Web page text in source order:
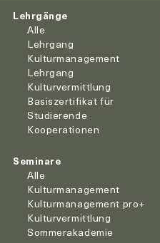
Lehrgänge
Alle
Lehrgang
Kulturmanagement
Lehrgang
Kulturvermittlung
Basiszertifikat für
Studierende
Kooperationen
Seminare
Alle
Kulturmanagement
Kulturmanagement pro+
Kulturvermittlung
Sommerakademie